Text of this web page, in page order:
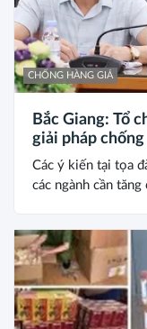
CHỐNG HÀNG GIẢ
Bắc Giang: Tổ
giải pháp chống
Các ý kiến tại tọa
các ngành cần